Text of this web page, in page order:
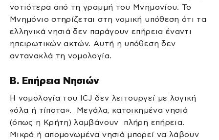
νοτιότερα από τη γραμμή του Μνημονίου. Το
Μνημόνιο στηρίζεται στη νομική υπόθεση ότι τα
ελληνικά νησιά δεν παράγουν επήρεια έναντι
ηπειρωτικών ακτών. Αυτή η υπόθεση δεν
αντανακλά τη νομολογία.
Β. Επήρεια Νησιών
Η νομολογία του ICJ δεν λειτουργεί με λογική
«όλα ή τίποτα». Μεγάλα, κατοικημένα νησιά
(όπως η Κρήτη) λαμβάνουν πλήρη επήρεια.
Μικρά ή απομονωμένα νησιά μπορεί να λάβουν